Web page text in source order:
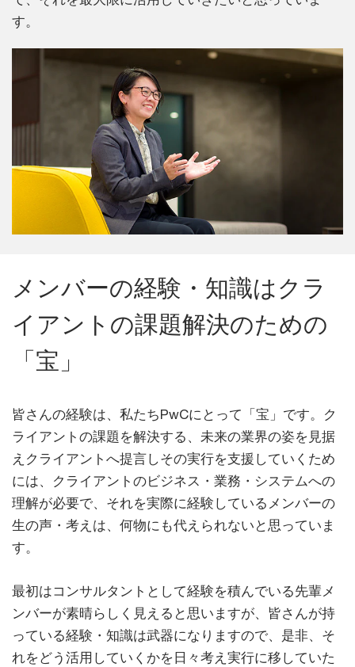
す。
メンバーの経験・知識はクラ
イアントの課題解決のための
「宝」
皆さんの経験は、私たちPwCにとって「宝」です。ク
ライアントの課題を解決する、未来の業界の姿を見据
えクライアントへ提言しその実行を支援していくため
には、クライアントのビジネス・業務・システムへの
理解が必要で、それを実際に経験しているメンバーの
生の声・考えは、何物にも代えられないと思っていま
す。
最初はコンサルタントとして経験を積んでいる先輩メ
ンバーが素晴らしく見えると思いますが、皆さんが持
っている経験・知識は武器になりますので、是非、そ
れをどう活用していくかを日々考え実行に移していた